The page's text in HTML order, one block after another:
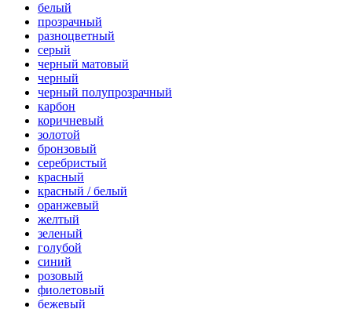
белый
прозрачный
разноцветный
серый
черный матовый
черный
черный полупрозрачный
карбон
коричневый
золотой
бронзовый
серебристый
красный
красный / белый
оранжевый
желтый
зеленый
голубой
синий
розовый
фиолетовый
бежевый